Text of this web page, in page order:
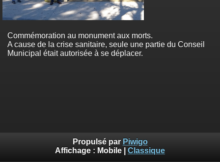
Commémoration au monument aux morts.
A cause de la crise sanitaire, seule une partie du Conseil
Municipal était autorisée à se déplacer.
Propulsé par Piwigo
Affichage : Mobile Classique